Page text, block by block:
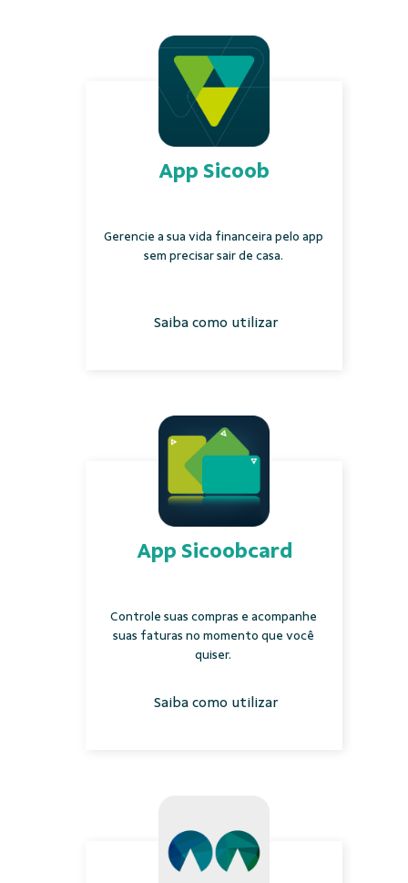
App Sicoob
Gerencie a sua vida financeira pelo app
sem precisar sair de casa.
Saiba como utilizar
App Sicoobcard
Controle suas compras e acompanhe
suas faturas no momento que você
quiser.
Saiba como utilizar